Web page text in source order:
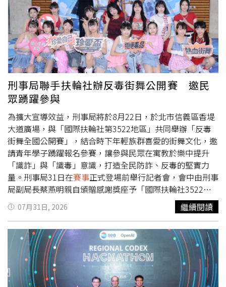
蓮的美好回憶帶回自己的城市，讓更多國際友人認識花蓮、
再次造訪花蓮。ICG選手夜訪東大門夜市，體驗花蓮夜市文
化與特色小吃。（圖／花蓮縣政府提供）花蓮縣旅館公會理
事長張琄菡指出，賽會期間每日接待超過1,800名國外選手
及隊職員，分別入住六處選手村及兩家裁判、貴賓飯店。她
指出，透過此次大型國際賽事，不僅提升旅宿業外語服務及
國際接待能力，也累積接待國際活動的實務經驗，為花蓮觀
光產業奠定更深厚的國際競爭力。主辦單位也準備充滿花蓮
特色的迎賓禮，包括象徵花蓮縣鳥朱鸝的紀念娃娃、低碳永
續概念水壺、可重複使用的盥洗用品，以及花蓮特色伴手
禮，希望讓各國代表團一下飛機，就能感受花蓮的熱情與在
地特色。不少代表團抵達花蓮的第一晚便前往東大門夜市體
驗花蓮夜生活，品嚐原住民風味料理、炸彈蔥油餅、烤玉米
及各式特色小吃。選手們對花蓮豐富的飲食文化讚不絕口，
紛紛直呼「太好吃了！」、「非常美味！」，一邊品嚐美
食、一邊與攤商及民眾熱情互動，透過夜市文化感受花蓮濃
厚的人情味，也為即將展開的
留下美好的第一印象。各
國選手陸續抵達花蓮，完成報到並入住選手村，迎接2026
國際少年運動會。（圖／花蓮縣政府提供）
刑事局聯手扶輪社辦反毒街舞公開賽 邀民
眾踴躍參與
為擴大宣導效益，刑事局將於8月22日，於北市信義區香堤
大道廣場，與「國際扶輪社第3522地區」共同舉辦「反毒
街舞全國公開賽」，結合時下年輕族群喜愛的街舞文化，邀
請青年學子踴躍報名參賽，讓參與民眾在寓教於樂中提升
「識詐」與「識毒」意識，打造全民防詐、反毒的堅實力
量。刑事局31日在賽事正式登場前舉行記者會，會中由刑事
局副局長蔡燕明親自頒贈感謝獎座予「國際扶輪社3522地
區」，以示感謝其長期熱心公益、深耕犯罪預防宣導之精
神；國際扶輪社亦於現場致贈「反毒教具」宣導素材予警政
單位，作為推展「識毒」教育之用。記者會更邀請專業舞蹈
教室「MIXCIN」學生舞團帶來極具爆發力的開場表演，以
充滿生命力的律動，展現警民齊心、攜手打擊毒品與詐騙的
決心與行動力。刑事局副局長蔡燕明於記者會強調，「反
毒、反詐」工作層出不窮，常偽裝成色彩繽紛的零食、咖啡
07月31日, 2026 繼續閱讀